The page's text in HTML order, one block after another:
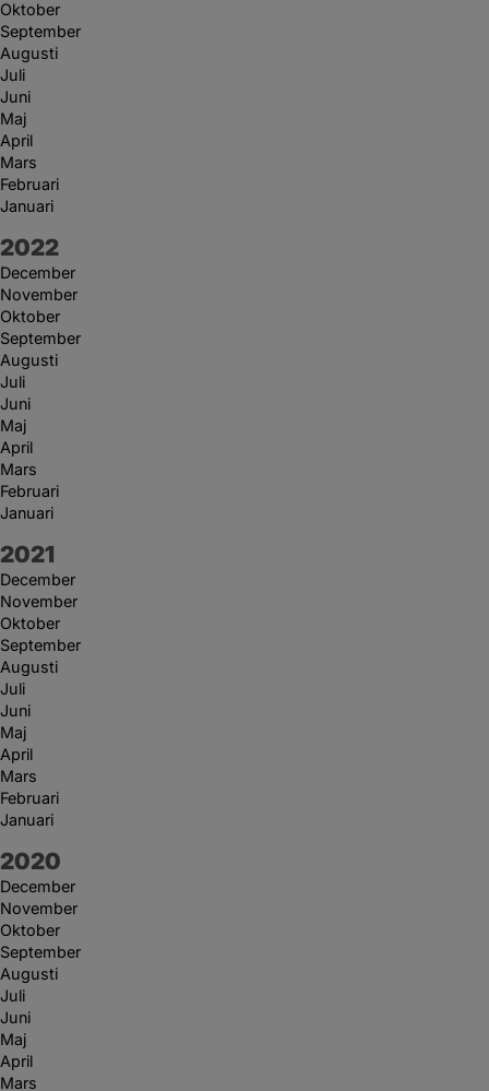
Oktober
September
Augusti
Juli
Juni
Maj
April
Mars
Februari
Januari
År:
2022
December
November
Oktober
September
Augusti
Juli
Juni
Maj
April
Mars
Februari
Januari
År:
2021
December
November
Oktober
September
Augusti
Juli
Juni
Maj
April
Mars
Februari
Januari
År:
2020
December
November
Oktober
September
Augusti
Juli
Juni
Maj
April
Mars